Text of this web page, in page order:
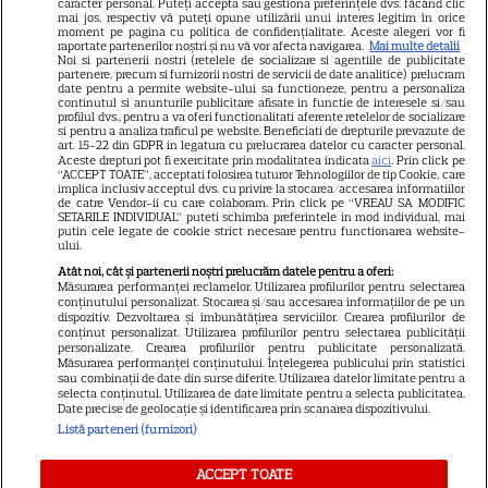
Știri mondene
Avantaje
Elle
Unica
Retete practice
URMĂREȘTE-NE PE
Copyright2026Ringier Romania – Toate Drepturile rezervate
Jocurile de noroc sunt interzise minorilor.
mai jos, respectiv vă puteți opune utilizării unui interes legitim în orice
moment pe pagina cu politica de confidențialitate. Aceste alegeri vor fi
raportate partenerilor noștri și nu vă vor afecta navigarea. Mai multe detalii
Noi si partenerii nostri (retelele de socializare si agentiile de publicitate
partenere, precum si furnizorii nostri de servicii de date analitice) prelucram
date pentru a permite website-ului sa functioneze, pentru a personaliza
continutul si anunturile publicitare afisate in functie de interesele si/sau
profilul dvs., pentru a va oferi functionalitati aferente retelelor de socializare
si pentru a analiza traficul pe website. Beneficiati de drepturile prevazute de
art. 15-22 din GDPR in legatura cu prelucrarea datelor cu caracter personal.
Aceste drepturi pot fi exercitate prin modalitatea indicataaici. Prin click pe
“ACCEPT TOATE”, acceptati folosirea tuturor Tehnologiilor de tip Cookie, care
implica inclusiv acceptul dvs. cu privire la stocarea/accesarea informatiilor
de catre Vendor-ii cu care colaboram. Prin click pe “VREAU SA MODIFIC
SETARILE INDIVIDUAL” puteti schimba preferintele in mod individual, mai
putin cele legate de cookie strict necesare pentru functionarea website-
ului.
Atât noi, cât și partenerii noștri prelucrăm datele pentru a oferi:
Măsurarea performanței reclamelor. Utilizarea profilurilor pentru selectarea
conținutului personalizat. Stocarea și/sau accesarea informațiilor de pe un
dispozitiv. Dezvoltarea și îmbunătățirea serviciilor. Crearea profilurilor de
conținut personalizat. Utilizarea profilurilor pentru selectarea publicității
personalizate. Crearea profilurilor pentru publicitate personalizată.
Măsurarea performanței conținutului. Înțelegerea publicului prin statistici
sau combinații de date din surse diferite. Utilizarea datelor limitate pentru a
selecta conținutul. Utilizarea de date limitate pentru a selecta publicitatea.
Date precise de geolocație și identificarea prin scanarea dispozitivului.
Listă parteneri (furnizori)
ACCEPT TOATE